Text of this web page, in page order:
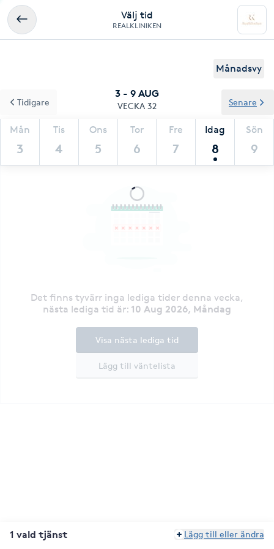
Välj tid
REALKLINIKEN
Månadsvy
3 - 9 AUG
VECKA 32
Mån
3
Tis
4
Ons
5
Tor
6
Fre
7
Idag
8
Sön
9
Tidigare Senare
Det finns tyvärr inga lediga tider denna vecka,
nästa lediga tid är: 10 Aug 2026, Måndag
Lägg till väntelista
Visa nästa lediga tid
1 vald tjänst Lägg till eller ändra